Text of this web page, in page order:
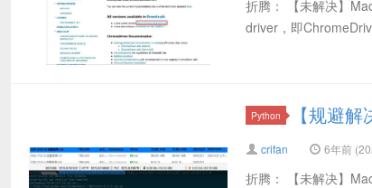
折腾： 【未解决】
driver，即
Python 【规避
crifan 6年前
折腾： 【未解决】